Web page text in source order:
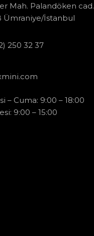
Mah. Palandöken cad.
Ümraniye/İstanbul
250 32 37
– Cuma: 9:00 – 18:00
9:00 – 15:00